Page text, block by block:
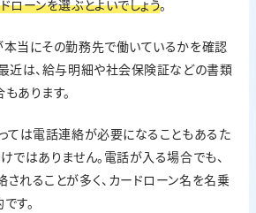
ローンを選ぶとよいでしょう。
当にその勤務先で働いているかを確認
近は、給与明細や社会保険証などの書類
あります。
ては電話連絡が必要になることもあるた
ではありません。電話が入る場合でも、
れることが多く、カードローン名を名乗
す。